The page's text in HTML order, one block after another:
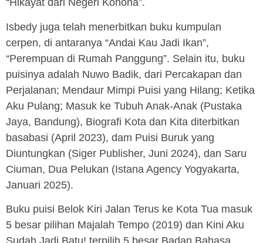
“Hikayat dari Negeri Konoha”.
Isbedy juga telah menerbitkan buku kumpulan
cerpen, di antaranya “Andai Kau Jadi Ikan”,
“Perempuan di Rumah Panggung”. Selain itu, buku
puisinya adalah Nuwo Badik, dari Percakapan dan
Perjalanan; Mendaur Mimpi Puisi yang Hilang; Ketika
Aku Pulang; Masuk ke Tubuh Anak-Anak (Pustaka
Jaya, Bandung), Biografi Kota dan Kita diterbitkan
basabasi (April 2023), dam Puisi Buruk yang
Diuntungkan (Siger Publisher, Juni 2024), dan Saru
Ciuman, Dua Pelukan (Istana Agency Yogyakarta,
Januari 2025).
Buku puisi Belok Kiri Jalan Terus ke Kota Tua masuk
5 besar pilihan Majalah Tempo (2019) dan Kini Aku
Sudah Jadi Batu! terpilih 5 besar Badan Bahasa